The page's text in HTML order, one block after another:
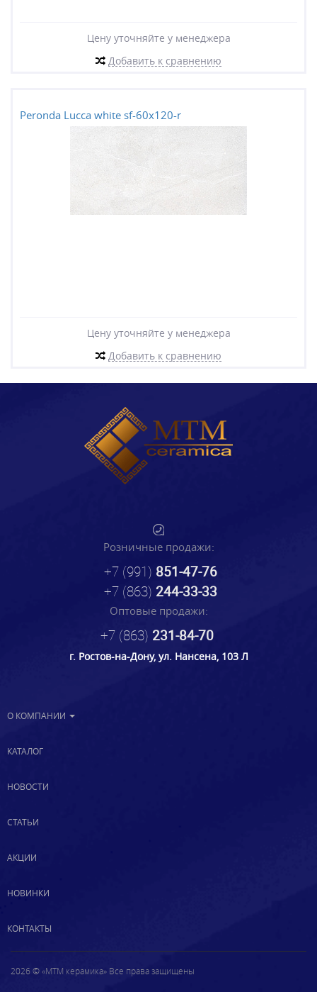
Цену уточняйте у менеджера
Добавить к сравнению
Peronda Lucca white sf-60x120-r
Цену уточняйте у менеджера
Добавить к сравнению
Розничные продажи:
+7 (991) 851-47-76
+7 (863) 244-33-33
Оптовые продажи:
+7 (863) 231-84-70
г. Ростов-на-Дону, ул. Нансена, 103 Л
О КОМПАНИИ
КАТАЛОГ
НОВОСТИ
СТАТЬИ
АКЦИИ
НОВИНКИ
КОНТАКТЫ
2026 © «МТМ керамика» Все права защищены